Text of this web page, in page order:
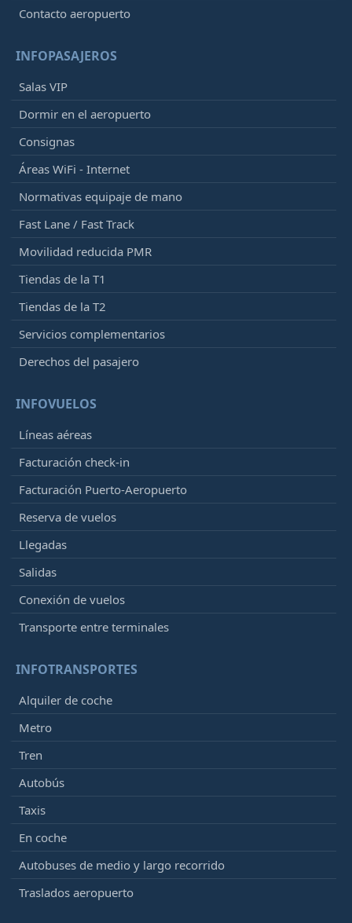
Contacto aeropuerto
INFOPASAJEROS
Salas VIP
Dormir en el aeropuerto
Consignas
Áreas WiFi - Internet
Normativas equipaje de mano
Fast Lane / Fast Track
Movilidad reducida PMR
Tiendas de la T1
Tiendas de la T2
Servicios complementarios
Derechos del pasajero
INFOVUELOS
Líneas aéreas
Facturación check-in
Facturación Puerto-Aeropuerto
Reserva de vuelos
Llegadas
Salidas
Conexión de vuelos
Transporte entre terminales
INFOTRANSPORTES
Alquiler de coche
Metro
Tren
Autobús
Taxis
En coche
Autobuses de medio y largo recorrido
Traslados aeropuerto